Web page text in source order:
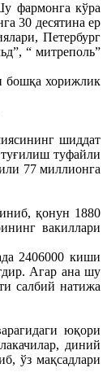
фармонга кўра
30 десятина ер
Петербург
“ митреполь”
бошқа хорижлик
шиддат
туфайли
77 миллионга
қонун 1880
вакиллари
2406000 киши
Агар ана шу
салбий натижа
юқори
диний
ўз мақсадлари